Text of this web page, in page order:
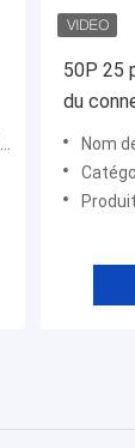
50P 25
du
type
Nom